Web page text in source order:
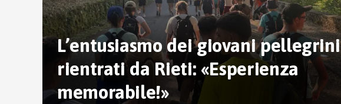
L’entusiasmo dei giovani pellegrini
rientrati da Rieti: «Esperienza
memorabile!»